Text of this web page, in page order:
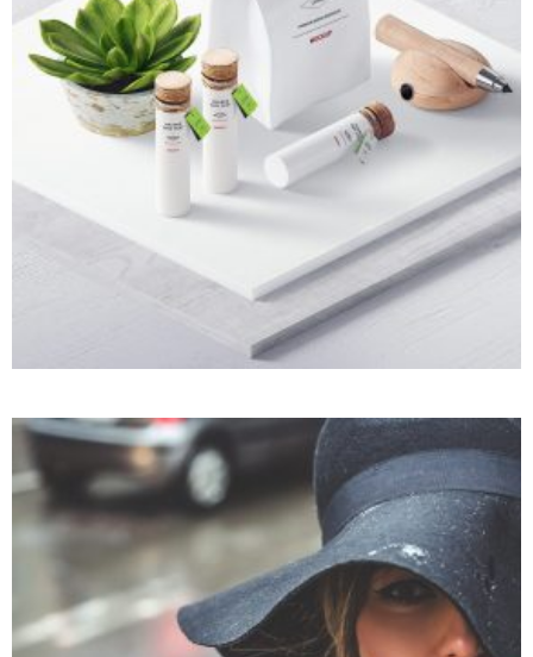
INTERACTIVE GALLERY
Photography
FULL WIDTH PROJECT
Photography Prints